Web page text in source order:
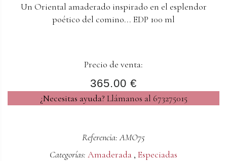
Un Oriental amaderado inspirado en el esplendor
poético del comino... EDP 100 ml
Precio de venta:
365.00 €
¿Necesitas ayuda? Llámanos al 673275015
Referencia: AMO75
Categorías: Amaderada , Especiadas